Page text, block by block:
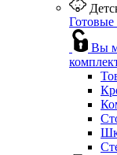
Готовые
Вы